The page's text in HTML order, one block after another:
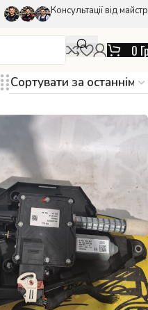
Консультації від
0